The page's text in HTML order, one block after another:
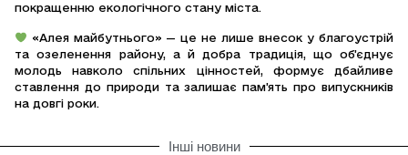
покращенню екологічного стану міста.
«Алея майбутнього» — це не лише внесок у благоустрій
та озеленення району, а й добра традиція, що об’єднує
молодь навколо спільних цінностей, формує дбайливе
ставлення до природи та залишає пам’ять про випускників
на довгі роки.
Інші новини